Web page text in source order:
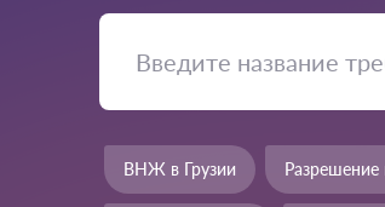
ВНЖ в Грузии